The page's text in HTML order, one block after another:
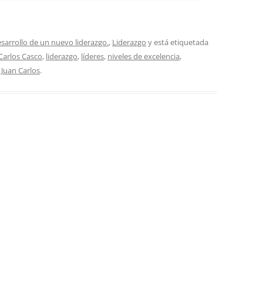
de un nuevo liderazgo., Liderazgo y está etiquetada
Casco, liderazgo, líderes, niveles de excelencia,
Juan Carlos.